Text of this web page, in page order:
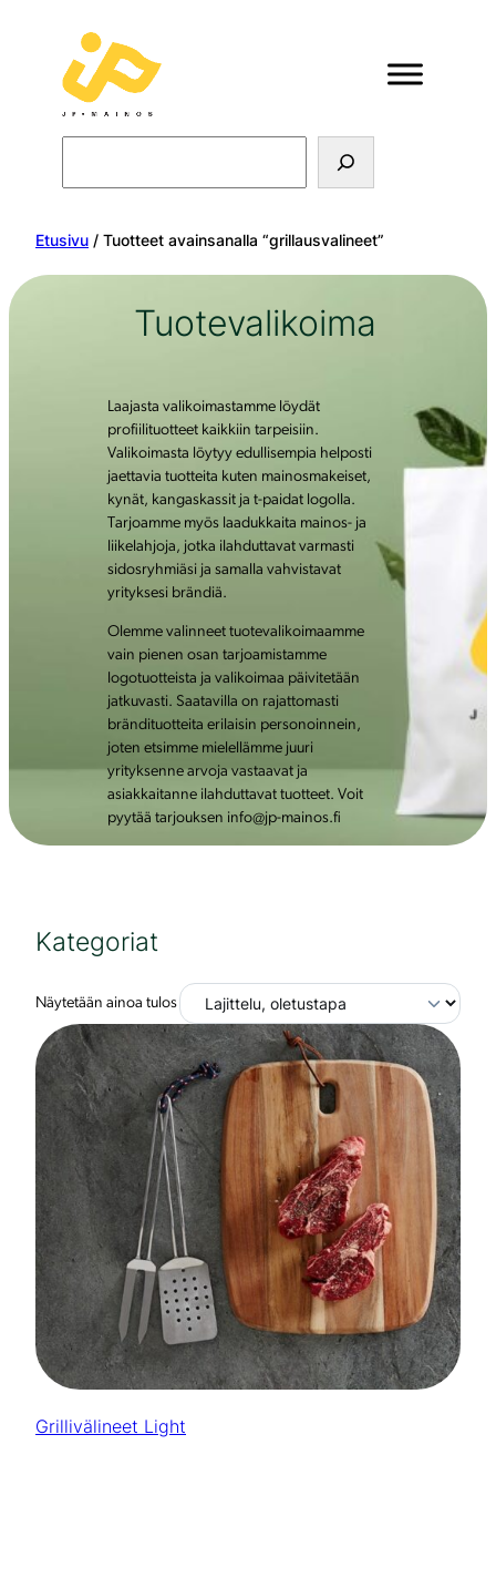
Etusivu / Tuotteet avainsanalla “grillausvalineet”
Tuotevalikoima
Laajasta valikoimastamme löydät
profiilituotteet kaikkiin tarpeisiin.
Valikoimasta löytyy edullisempia helposti
jaettavia tuotteita kuten mainosmakeiset,
kynät, kangaskassit ja t-paidat logolla.
Tarjoamme myös laadukkaita mainos- ja
liikelahjoja, jotka ilahduttavat varmasti
sidosryhmiäsi ja samalla vahvistavat
yrityksesi brändiä.
Olemme valinneet tuotevalikoimaamme
vain pienen osan tarjoamistamme
logotuotteista ja valikoimaa päivitetään
jatkuvasti. Saatavilla on rajattomasti
brändituotteita erilaisin personoinnein,
joten etsimme mielellämme juuri
yrityksenne arvoja vastaavat ja
asiakkaitanne ilahduttavat tuotteet. Voit
pyytää tarjouksen info@jp-mainos.fi
Kategoriat
Näytetään ainoa tulos
Grillivälineet Light